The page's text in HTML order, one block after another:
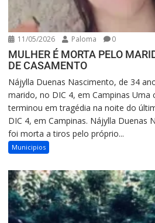
11/05/2026 Paloma 0
MULHER É MORTA PELO
DE CASAMENTO
Nájylla Duenas Nascimento, de 34
marido, no DIC 4, em Campinas Uma
terminou em tragédia na noite do
DIC 4, em Campinas. Nájylla Duenas
foi morta a tiros pelo próprio...
Municipios